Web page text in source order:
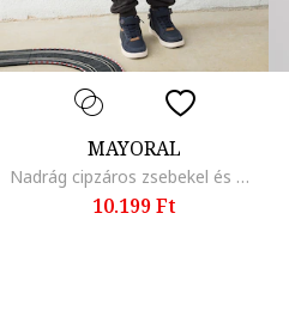
MAYORAL
Nadrág cipzáros zsebekel és megkötővel, Koptatott fekete
10.199 Ft